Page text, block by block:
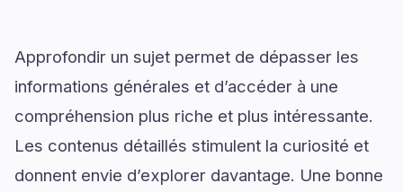
Approfondir un sujet permet de dépasser les
informations générales et d’accéder à une
compréhension plus riche et plus intéressante.
Les contenus détaillés stimulent la curiosité et
donnent envie d’explorer davantage. Une bonne